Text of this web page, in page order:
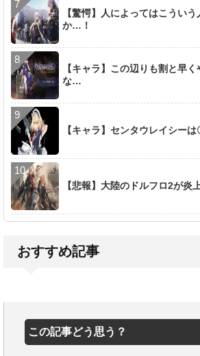
【驚愕】人によってはこうい
か…！
【キャラ】この辺りも割と早
な…
【キャラ】センタウレイシー
【悲報】大陸のドルフロ2が炎
おすすめ記事
この記事どう思う？